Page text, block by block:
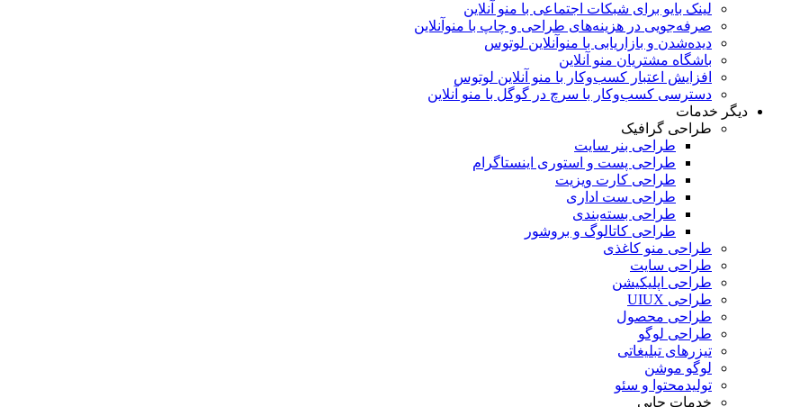
لینک بایو برای شبکات اجتماعی با منو آنلاین
صرفه‌جویی در هزینه‌های طراحی و چاپ با منوآنلاین
دیده‌شدن و بازاریابی با منوآنلاین لوتوس
باشگاه مشتریان منو آنلاین
افزایش اعتبار کسب‌و‌کار با منو آنلاین لوتوس
دسترسی کسب‌و‌کار با سرچ در گوگل با منو آنلاین
دیگر خدمات
طراحی گرافیک
طراحی بنر سایت
طراحی پست و استوری اینستاگرام
طراحی کارت ویزیت
طراحی ست اداری
طراحی بسته‌بندی
طراحی کاتالوگ و بروشور
طراحی منو کاغذی
طراحی سایت
طراحی اپلیکیشن
طراحی UIUX
طراحی محصول
طراحی لوگو
تیزرهای تبلیغاتی
لوگو موشن
تولید‌محتوا و سئو
خدمات چاپی